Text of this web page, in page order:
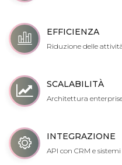
EFFICIENZA
Riduzione delle
SCALABILITÀ
Architettura
INTEGRAZIONE
API con CRM e